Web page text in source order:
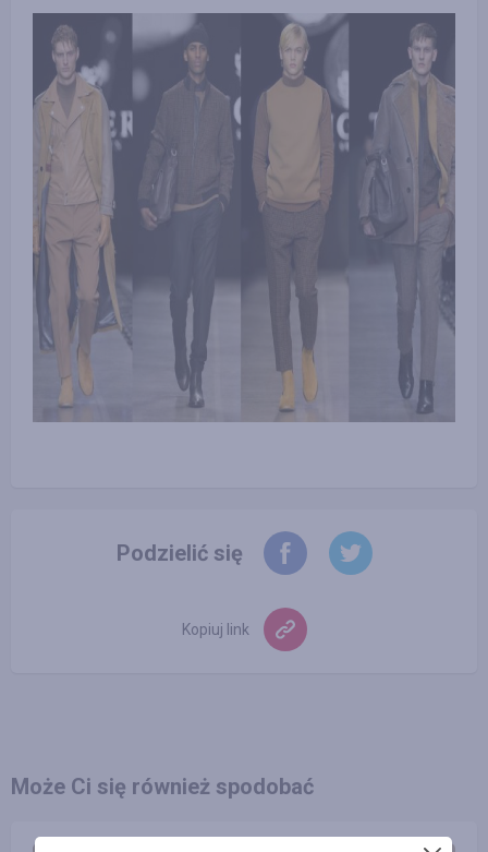
Podzielić się
Kopiuj link
Może Ci się również spodobać